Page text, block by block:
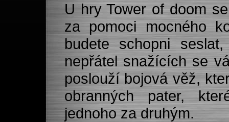
U hry Tower of doom
za pomoci mocného
budete schopni
nepřátel snažících se
poslouží bojová věž,
obranných pater,
jednoho za druhým.